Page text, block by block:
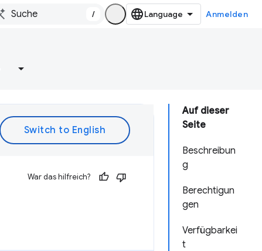
/ Anmelden
Auf dieser
Seite
Beschreibun
g
Berechtigun
gen
Verfügbarkei
t
War das hilfreich?